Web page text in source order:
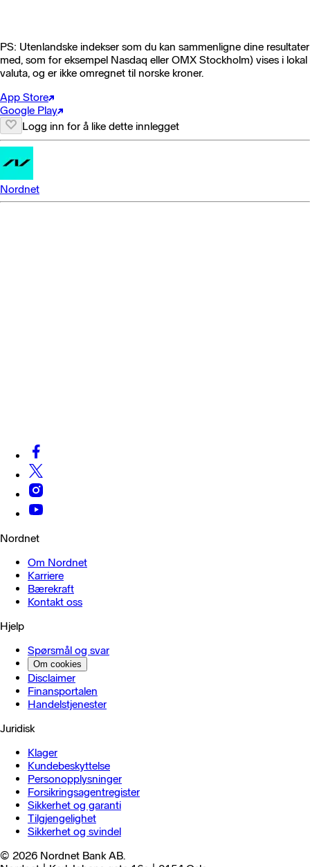
PS: Utenlandske indekser som du kan sammenligne dine resultater
med, som for eksempel Nasdaq eller OMX Stockholm) vises i lokal
valuta, og er ikke omregnet til norske kroner.
App Store
Google Play
Logg inn for å like dette innlegget
Nordnet
Nordnet
Om Nordnet
Karriere
Bærekraft
Kontakt oss
Hjelp
Spørsmål og svar
Om cookies
Disclaimer
Finansportalen
Handels­tjenester
Juridisk
Klager
Kundebeskyttelse
Personopplysninger
Forsikringsagentregister
Sikkerhet og garanti
Tilgjengelighet
Sikkerhet og svindel
© 2026 Nordnet Bank AB.